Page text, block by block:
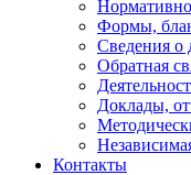
Формы,
Сведения о
Обратная
Доклады,
Контакты